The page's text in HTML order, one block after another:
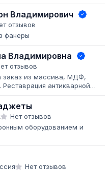
Владимирович
отзывов
фанеры
Владимировна
отзывов
заказ из массива, МДФ,
антикварной
Нет отзывов
оборудованием и
Нет отзывов